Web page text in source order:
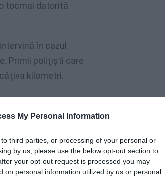
My Personal Information
third parties, or processing of your personal or
by us, please use the below opt-out section to
your opt-out request is processed you may
on personal information utilized by us or personal
tocmai datorită
în cazul
Primii poliţişti care
kilometri.